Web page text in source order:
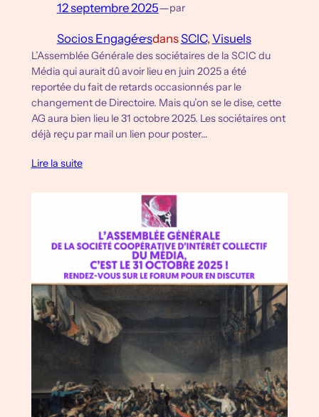
12 septembre 2025—par
Socios Engagé·e·sdansSCIC, Visuels
L’Assemblée Générale des sociétaires de la SCIC du
Média qui aurait dû avoir lieu en juin 2025 a été
reportée du fait de retards occasionnés par le
changement de Directoire. Mais qu’on se le dise, cette
AG aura bien lieu le 31 octobre 2025. Les sociétaires ont
déjà reçu par mail un lien pour poster…
Lire la suite